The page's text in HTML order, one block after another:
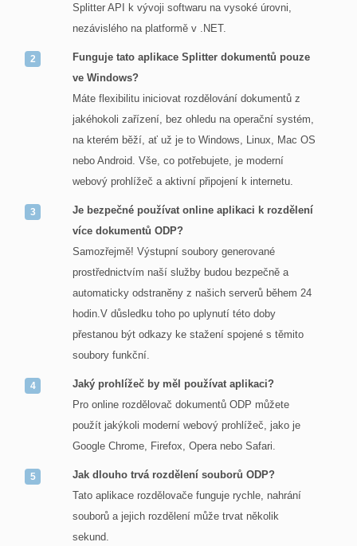
Splitter API k vývoji softwaru na vysoké úrovni,
nezávislého na platformě v .NET.
Funguje tato aplikace Splitter dokumentů pouze
ve Windows?
Máte flexibilitu iniciovat rozdělování dokumentů z
jakéhokoli zařízení, bez ohledu na operační systém,
na kterém běží, ať už je to Windows, Linux, Mac OS
nebo Android. Vše, co potřebujete, je moderní
webový prohlížeč a aktivní připojení k internetu.
Je bezpečné používat online aplikaci k rozdělení
více dokumentů ODP?
Samozřejmě! Výstupní soubory generované
prostřednictvím naší služby budou bezpečně a
automaticky odstraněny z našich serverů během 24
hodin.V důsledku toho po uplynutí této doby
přestanou být odkazy ke stažení spojené s těmito
soubory funkční.
Jaký prohlížeč by měl používat aplikaci?
Pro online rozdělovač dokumentů ODP můžete
použít jakýkoli moderní webový prohlížeč, jako je
Google Chrome, Firefox, Opera nebo Safari.
Jak dlouho trvá rozdělení souborů ODP?
Tato aplikace rozdělovače funguje rychle, nahrání
souborů a jejich rozdělení může trvat několik
sekund.